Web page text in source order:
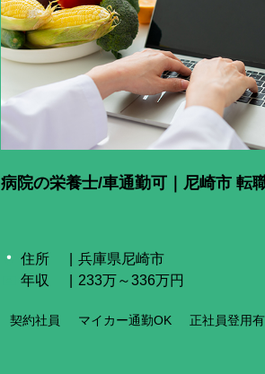
病院の栄養士/車通勤可｜尼崎市 転
住所
兵庫県尼崎市
年収
233万～336万円
契約社員 マイカー通勤OK 正社員登用